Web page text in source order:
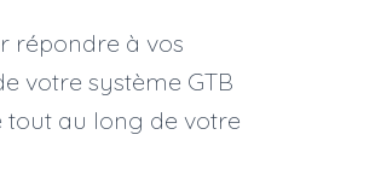
répondre à vos
votre système GTB
tout au long de votre